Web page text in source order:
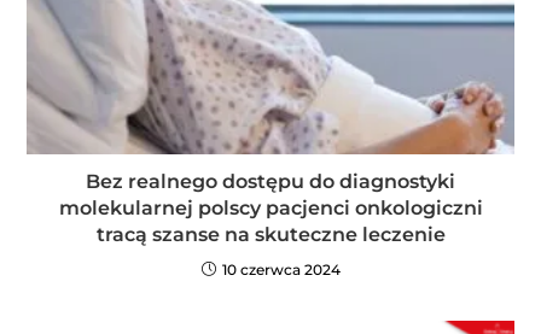
Bez realnego dostępu do diagnostyki
molekularnej polscy pacjenci onkologiczni
tracą szanse na skuteczne leczenie
10 czerwca 2024